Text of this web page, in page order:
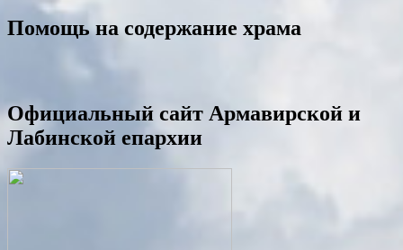
Помощь на содержание храма
Официальный сайт Армавирской и
Лабинской епархии